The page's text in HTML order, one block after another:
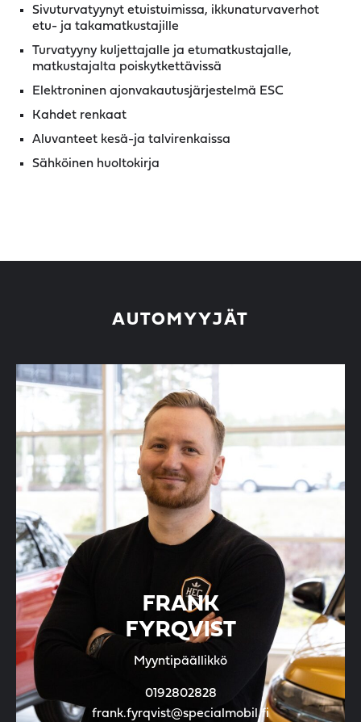
Sivuturvatyynyt etuistuimissa, ikkunaturvaverhot
etu- ja takamatkustajille
Turvatyyny kuljettajalle ja etumatkustajalle,
matkustajalta poiskytkettävissä
Elektroninen ajonvakautusjärjestelmä ESC
Kahdet renkaat
Aluvanteet kesä-ja talvirenkaissa
Sähköinen huoltokirja
AUTOMYYJÄT
FRANK
FYRQVIST
Myyntipäällikkö
0192802828
frank.fyrqvist@specialmobil.fi